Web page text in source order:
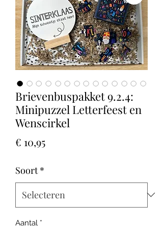
Brievenbuspakket 9.2.4:
Minipuzzel Letterfeest en
Wenscirkel
€ 10,95Prijs
Soort *
Aantal *